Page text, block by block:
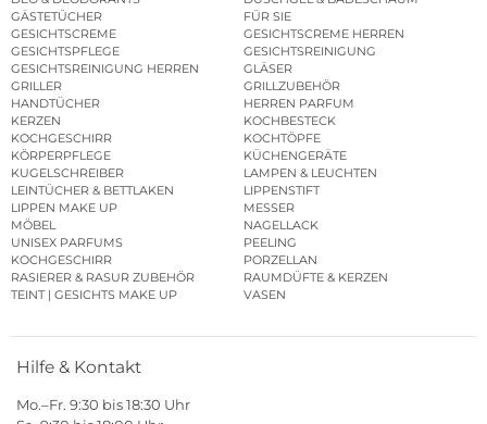
GÄSTETÜCHER
FÜR SIE
GESICHTSCREME
GESICHTSCREME HERREN
GESICHTSPFLEGE
GESICHTSREINIGUNG
GESICHTSREINIGUNG HERREN
GLÄSER
GRILLER
GRILLZUBEHÖR
HANDTÜCHER
HERREN PARFUM
KERZEN
KOCHBESTECK
KOCHGESCHIRR
KOCHTÖPFE
KÖRPERPFLEGE
KÜCHENGERÄTE
KUGELSCHREIBER
LAMPEN & LEUCHTEN
LEINTÜCHER & BETTLAKEN
LIPPENSTIFT
LIPPEN MAKE UP
MESSER
MÖBEL
NAGELLACK
UNISEX PARFUMS
PEELING
KOCHGESCHIRR
PORZELLAN
RASIERER & RASUR ZUBEHÖR
RAUMDÜFTE & KERZEN
TEINT | GESICHTS MAKE UP
VASEN
Hilfe & Kontakt
Mo.–Fr. 9:30 bis 18:30 Uhr